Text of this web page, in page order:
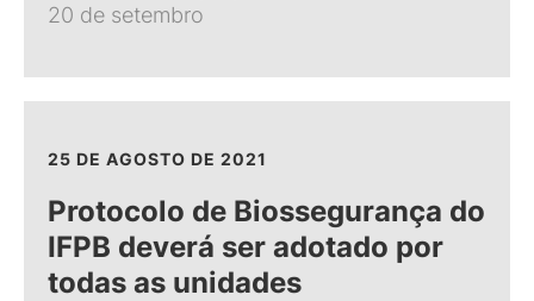
20 de setembro
25 DE AGOSTO DE 2021
Protocolo de Biossegurança do
IFPB deverá ser adotado por
todas as unidades